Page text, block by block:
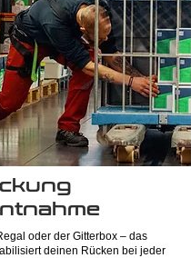
oder der Gitterbox – das
deinen Rücken bei jeder